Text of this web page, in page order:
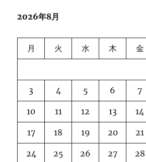
2026年8月
月 火 水 木 金
3 4 5 6 7
10 11 12 13 14
17 18 19 20 21
24 25 26 27 28